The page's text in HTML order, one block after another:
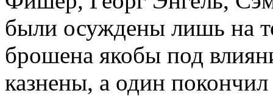
были осуждены лишь на
брошена якобы под
казнены, а один